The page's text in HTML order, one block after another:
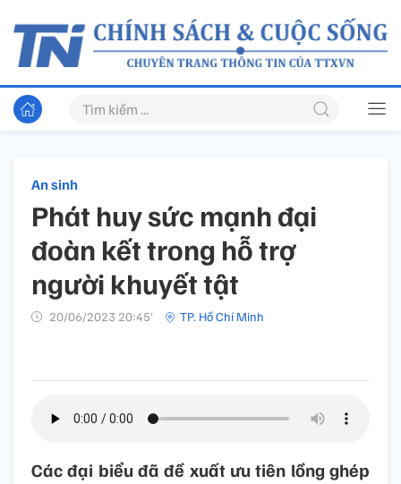
An sinh
Phát huy sức mạnh đại
đoàn kết trong hỗ trợ
người khuyết tật
20/06/2023 20:45’ TP. Hồ Chí Minh
Các đại biểu đã đề xuất ưu tiên lồng ghép